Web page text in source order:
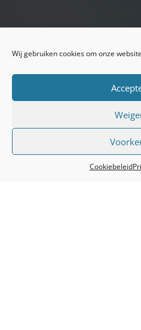
Wij gebruiken cookies om onze
Cookiebeleid